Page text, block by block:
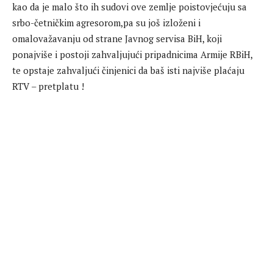
kao da je malo što ih sudovi ove zemlje poistovjećuju sa
srbo-četničkim agresorom,pa su još izloženi i
omalovažavanju od strane Javnog servisa BiH, koji
ponajviše i postoji zahvaljujući pripadnicima Armije RBiH,
te opstaje zahvaljući činjenici da baš isti najviše plaćaju
RTV – pretplatu !